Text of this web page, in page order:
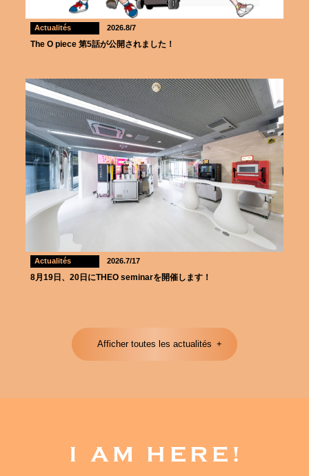
Actualités 2026.8/7
The O piece 第5話が公開されました！
Actualités 2026.7/17
8月19日、20日にTHEO seminarを開催します！
Afficher toutes les actualités